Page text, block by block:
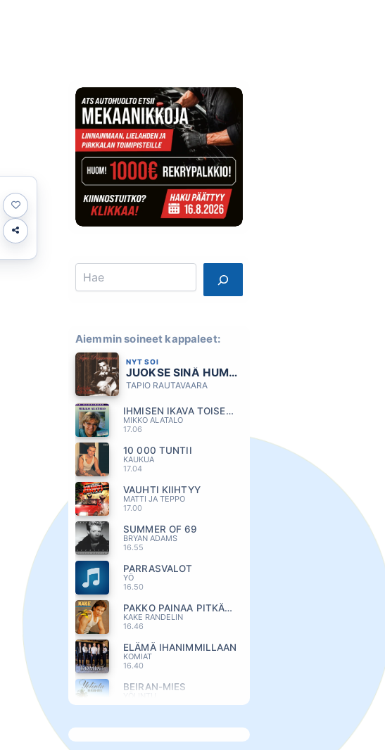
Search
Aiemmin soineet kappaleet:
NYT SOI
JUOKSE SINÄ HUMMA
TAPIO RAUTAVAARA
IHMISEN IKAVA TOISEN LUO
MIKKO ALATALO
17.06
10 000 TUNTII
KAUKUA
17.04
VAUHTI KIIHTYY
MATTI JA TEPPO
17.00
SUMMER OF 69
BRYAN ADAMS
16.55
PARRASVALOT
YÖ
16.50
PAKKO PAINAA PITKÄÄ PÄIVÄÄ
KAKE RANDELIN
16.46
ELÄMÄ IHANIMMILLAAN
KOMIAT
16.40
BEIRAN-MIES
YÖLINTU
16.37
BENSAA SUONISSA
16.30